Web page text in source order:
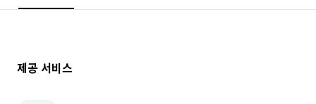
제공 서비스